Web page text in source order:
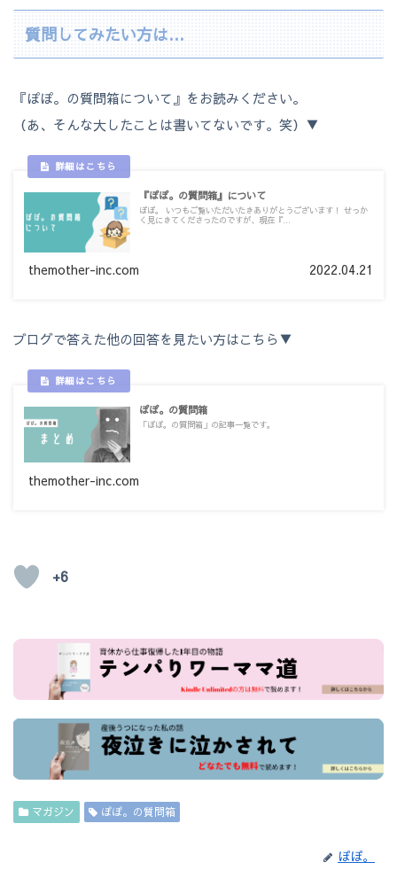
質問してみたい方は…
『ぽぽ。の質問箱について』をお読みください。
（あ、そんな大したことは書いてないです。笑）▼
『ぽぽ。の質問箱』について
ぽぽ。 いつもご覧いただいたきありがとうございます！ せっか
く見にきてくださったのですが、現在『...
themother-inc.com 2022.04.21
ブログで答えた他の回答を見たい方はこちら▼
ぽぽ。の質問箱
「ぽぽ。の質問箱」の記事一覧です。
themother-inc.com
+6
マガジン ぽぽ。の質問箱
ぽぽ。